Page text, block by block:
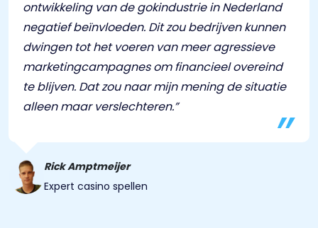
ontwikkeling van de gokindustrie in Nederland
negatief beïnvloeden. Dit zou bedrijven kunnen
dwingen tot het voeren van meer agressieve
marketingcampagnes om financieel overeind
te blijven. Dat zou naar mijn mening de situatie
alleen maar verslechteren.”
Rick Amptmeijer
Expert casino spellen